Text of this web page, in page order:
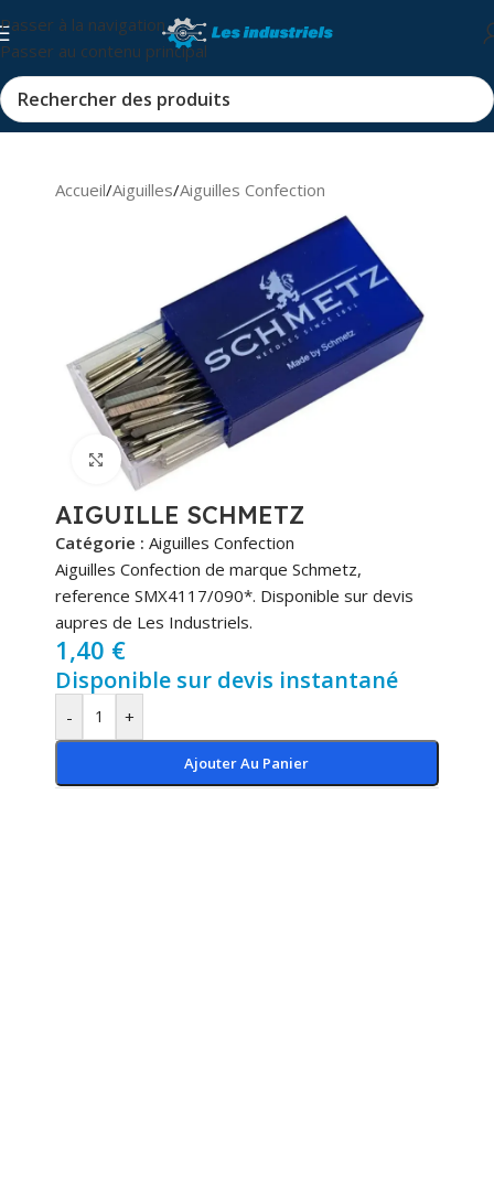
Passer à la navigation
Passer au contenu principal
Accueil/Aiguilles/Aiguilles Confection
Cliquez pour agrandir
AIGUILLE SCHMETZ
Catégorie : Aiguilles Confection
Aiguilles Confection de marque Schmetz,
reference SMX4117/090*. Disponible sur devis
aupres de Les Industriels.
1,40 €
Disponible sur devis instantané
- +
Ajouter Au Panier